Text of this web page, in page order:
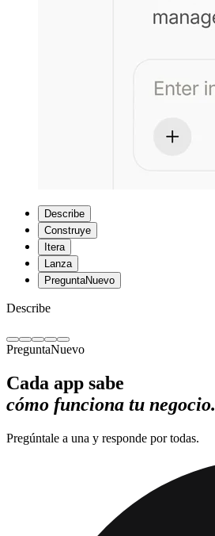
Describe
Construye
Itera
Lanza
PreguntaNuevo
Describe
PreguntaNuevo
Cada app sabe
cómo funciona tu negocio.
Pregúntale a una y responde por todas.